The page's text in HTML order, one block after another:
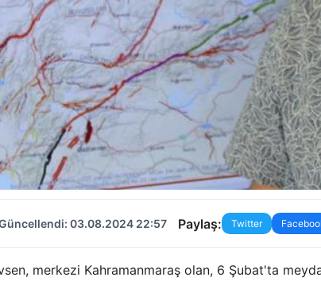
03.08.2024 22:57 Paylaş: Twitter
merkezi Kahramanmaraş olan, 6 Şubat'ta